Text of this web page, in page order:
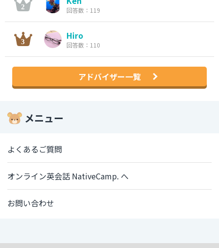
回答数：119
Hiro
回答数：110
アドバイザー一覧
メニュー
よくあるご質問
オンライン英会話 NativeCamp. へ
お問い合わせ